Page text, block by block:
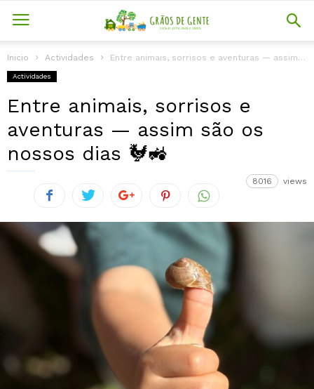
Inicio Actividades Entre animais, sorrisos e aventuras — assim são os nossos dias 🐓🚜
Actividades
Entre animais, sorrisos e
aventuras — assim são os
nossos dias 🐓🚜
8016 views